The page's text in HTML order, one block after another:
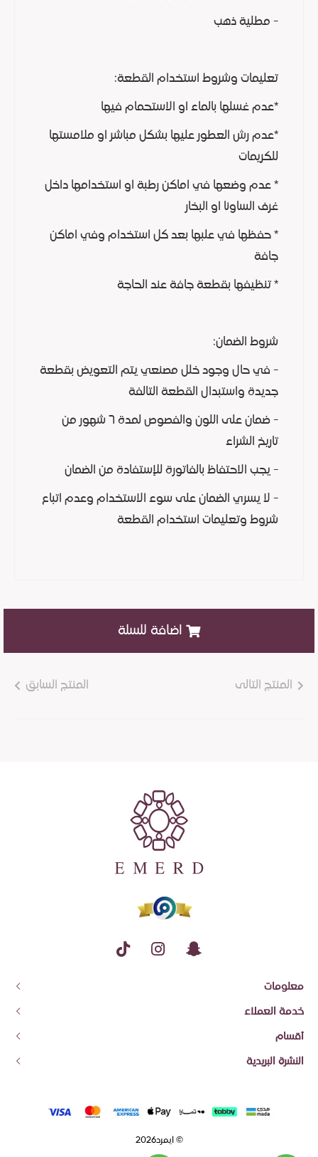
- مطلية ذهب
تعليمات وشروط استخدام القطعة:
*عدم غسلها بالماء او الاستحمام فيها
*عدم رش العطور عليها بشكل مباشر او ملامستها
للكريمات
* عدم وضعها في اماكن رطبة او استخدامها داخل
غرف الساونا او البخار
* حفظها في علبها بعد كل استخدام وفي اماكن
جافة
* تنظيفها بقطعة جافة عند الحاجة
شروط الضمان:
- في حال وجود خلل مصنعي يتم التعويض بقطعة
جديدة واستبدال القطعة التالفة
- ضمان على اللون والفصوص لمدة ٦ شهور من
تاريخ الشراء
- يجب الاحتفاظ بالفاتورة للإستفادة من الضمان
- لا يسري الضمان على سوء الاستخدام وعدم اتباع
شروط وتعليمات استخدام القطعة
اضافة للسلة
المنتج التالى المنتج السابق
معلومات
شروط الاستخدام والضمان
خدمة العملاء
تتبع الطلب
أقسام
العروض المميزة
وصل حديثا
النشرة البريدية
اشترك
© ايمرد2026